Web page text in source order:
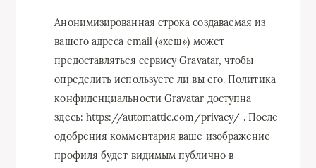
Анонимизированная строка создаваемая из
вашего адреса email («хеш») может
предоставляться сервису Gravatar, чтобы
определить используете ли вы его. Политика
конфиденциальности Gravatar доступна
здесь: https://automattic.com/privacy/ . После
одобрения комментария ваше изображение
профиля будет видимым публично в